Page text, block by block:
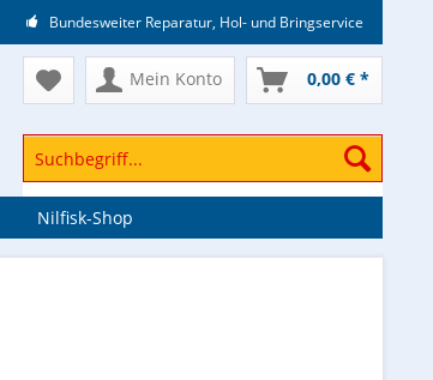
Bundesweiter Reparatur, Hol- und Bringservice
Mein Konto 0,00 € *
Nilfisk-Shop